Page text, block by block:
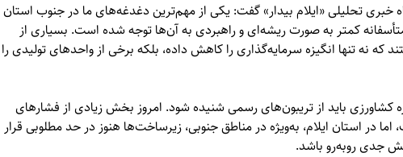
خبری تحلیلی «ایلام بیدار» گفت: یکی از مهم‌ترین دغدغه‌های ما در جنوب استان
کمتر به صورت ریشه‌ای و راهبردی به آن‌ها توجه شده است. بسیاری از
که نه تنها انگیزه سرمایه‌گذاری را کاهش داده، بلکه برخی از واحدهای تولیدی را
کشاورزی باید از تریبون‌های رسمی شنیده شود. امروز بخش زیادی از فشارهای
در استان ایلام، به‌ویژه در مناطق جنوبی، زیرساخت‌ها هنوز در حد مطلوبی قرار
جدی روبه‌رو باشد.